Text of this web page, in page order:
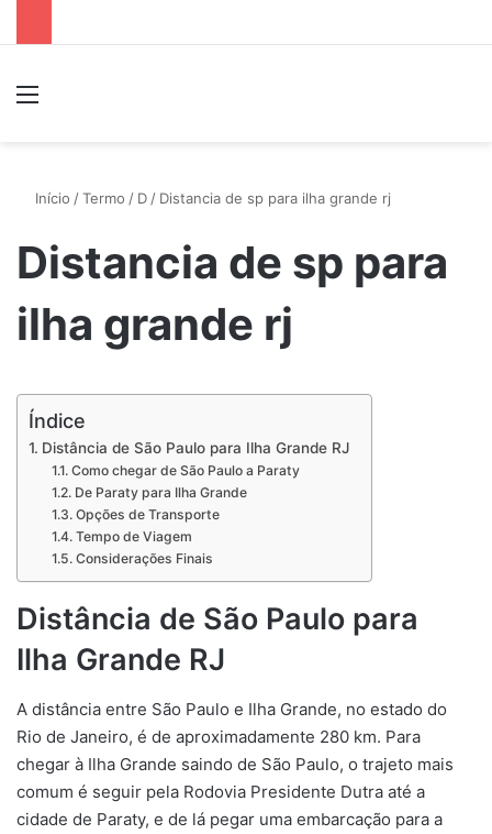
Início /Termo / D / Distancia de sp para ilha grande rj
Distancia de sp para
ilha grande rj
Índice
Distância de São Paulo para Ilha Grande RJ
Como chegar de São Paulo a Paraty
De Paraty para Ilha Grande
Opções de Transporte
Tempo de Viagem
Considerações Finais
Distância de São Paulo para
Ilha Grande RJ
A distância entre São Paulo e Ilha Grande, no estado do
Rio de Janeiro, é de aproximadamente 280 km. Para
chegar à Ilha Grande saindo de São Paulo, o trajeto mais
comum é seguir pela Rodovia Presidente Dutra até a
cidade de Paraty, e de lá pegar uma embarcação para a